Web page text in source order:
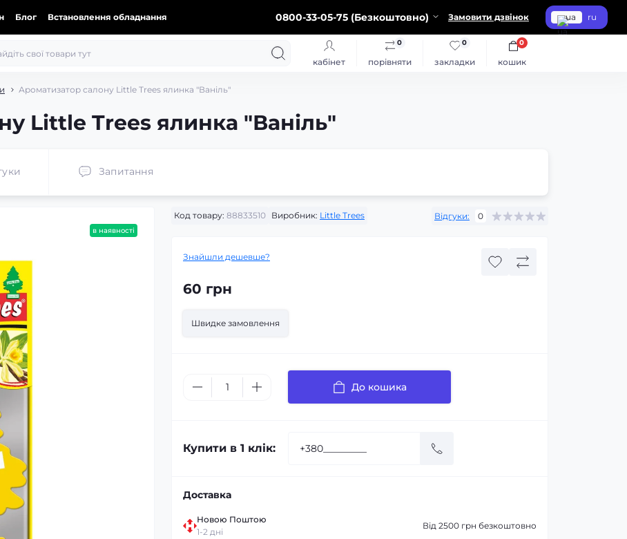
Блог Встановлення обладнання 0800-33-05-75 (Безкоштовно) Замовити дзвінок ua ru
кабінет порівняти
0
закладки
0
кошик
0
Ароматизатор салону Little Trees ялинка "Ваніль"
Little Trees ялинка "Ваніль"
Запитання
в наявності
Код товару: 88833510 Виробник: Little Trees Відгуки: 0
Знайшли дешевше?
60 грн
Швидке замовлення
До кошика
Купити в 1 клік:
Доставка
Новою Поштою
1-2 дні
Від 2500 грн безкоштовно